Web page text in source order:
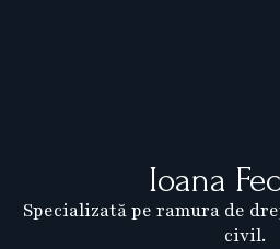
Ioana
Specializată pe ramura de
civil.